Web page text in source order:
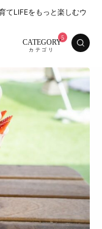
てLIFEをもっと楽しむウ
CATEGORY